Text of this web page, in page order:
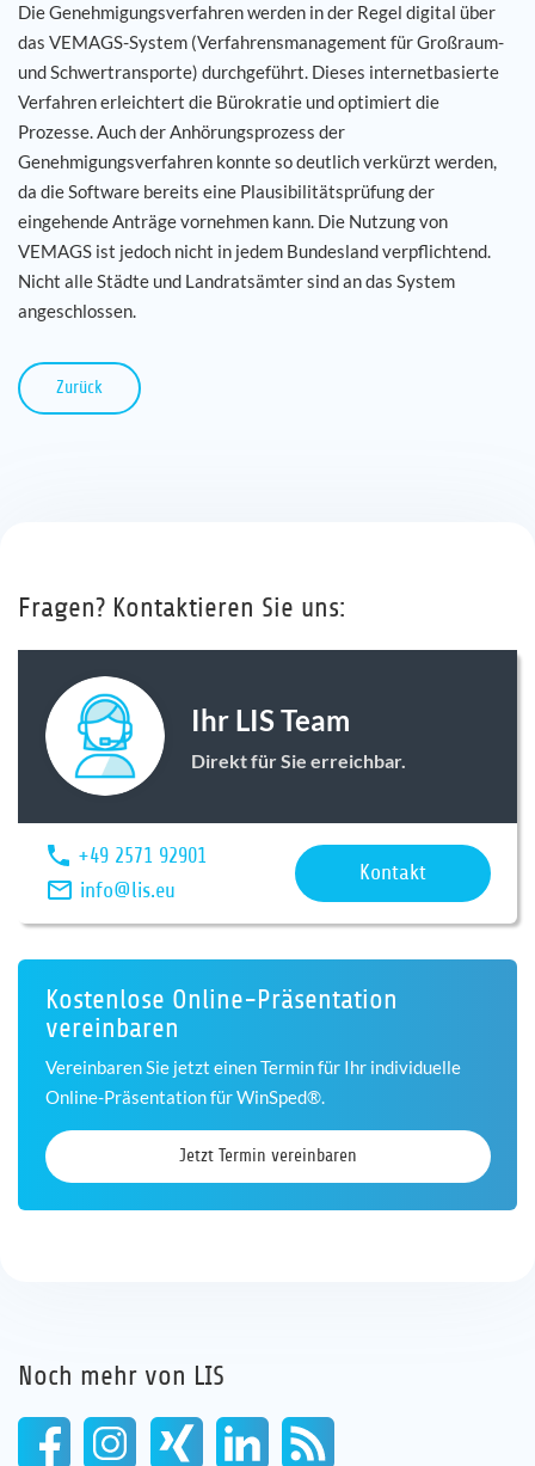
Die Genehmigungsverfahren werden in der Regel digital über
das VEMAGS-System (Verfahrensmanagement für Großraum-
und Schwertransporte) durchgeführt. Dieses internetbasierte
Verfahren erleichtert die Bürokratie und optimiert die
Prozesse. Auch der Anhörungsprozess der
Genehmigungsverfahren konnte so deutlich verkürzt werden,
da die Software bereits eine Plausibilitätsprüfung der
eingehende Anträge vornehmen kann. Die Nutzung von
VEMAGS ist jedoch nicht in jedem Bundesland verpflichtend.
Nicht alle Städte und Landratsämter sind an das System
angeschlossen.
Zurück
Fragen? Kontaktieren Sie uns:
Ihr LIS Team
Direkt für Sie erreichbar.
+49 2571 92901
info@lis.eu
Kontakt
Kostenlose Online-Präsentation
vereinbaren
Vereinbaren Sie jetzt einen Termin für Ihr individuelle
Online-Präsentation für WinSped®.
Jetzt Termin vereinbaren
Noch mehr von LIS